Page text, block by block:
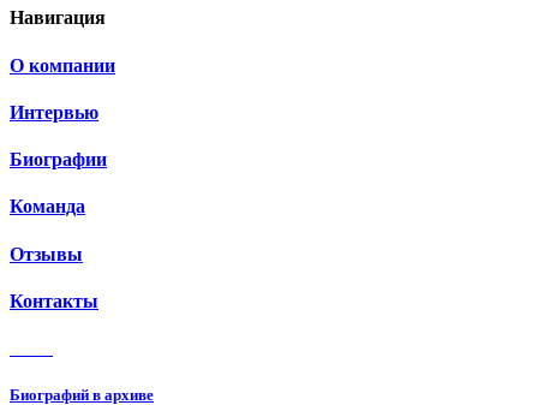
Навигация
О компании
Интервью
Биографии
Команда
Отзывы
Контакты
Биографий в архиве